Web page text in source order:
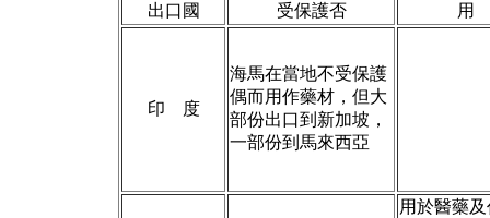
出口國 受保護否
印 度
海馬在當地不受保護
偶而用作藥材，但大
部份出口到新加坡，
一部份到馬來西亞
用於醫藥